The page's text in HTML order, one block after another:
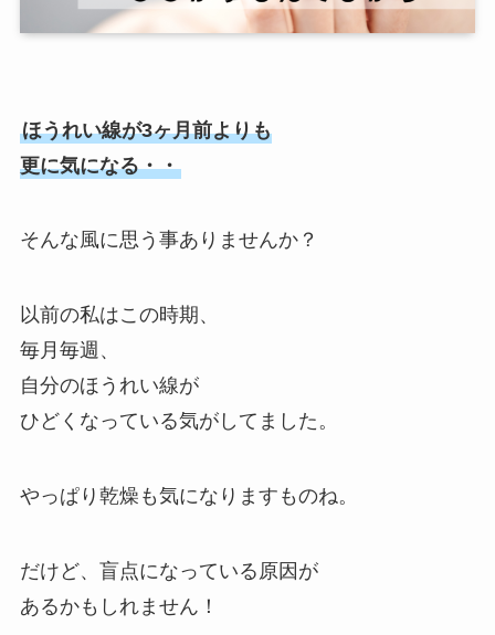
ほうれい線が3ヶ月前よりも
更に気になる・・
そんな風に思う事ありませんか？
以前の私はこの時期、
毎月毎週、
自分のほうれい線が
ひどくなっている気がしてました。
やっぱり乾燥も気になりますものね。
だけど、盲点になっている原因が
あるかもしれません！